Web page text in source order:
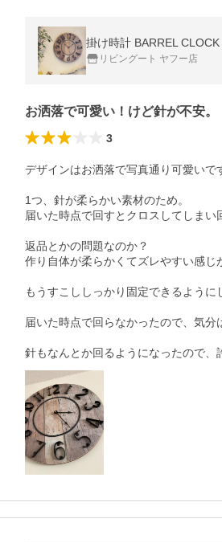
掛け時計 BARREL
リビングート ヤフー店
お洒落で可愛い！けど針が不安。
3
デザインはお洒落で写真通り可愛いで
1つ、針が柔らかい素材のため。
届いた時点で回すとクロスしてしまい
返品とかの問題なのか？
作り自体が柔らかくてズレやすい感じ
もうすこししっかり固定できるように
届いた時点で回らなかったので、気分
針もなんとか回るようになったので、